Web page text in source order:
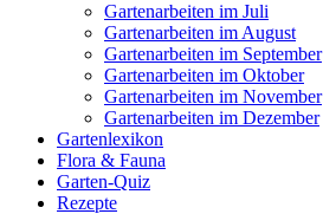
Gartenarbeiten im Juli
Gartenarbeiten im August
Gartenarbeiten im September
Gartenarbeiten im Oktober
Gartenarbeiten im November
Gartenarbeiten im Dezember
Gartenlexikon
Flora & Fauna
Garten-Quiz
Rezepte